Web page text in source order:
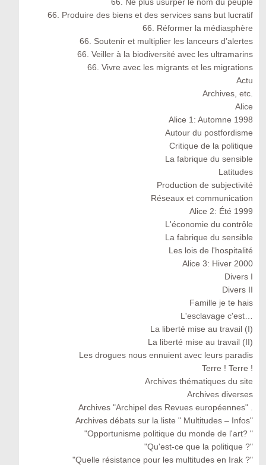
66. Produire des biens et des services sans but lucratif
66. Réformer la médiasphère
66. Soutenir et multiplier les lanceurs d’alertes
66. Veiller à la biodiversité avec les ultramarins
66. Vivre avec les migrants et les migrations
Actu
Archives, etc.
Alice
Alice 1: Automne 1998
Autour du postfordisme
Critique de la politique
La fabrique du sensible
Latitudes
Production de subjectivité
Réseaux et communication
Alice 2: Été 1999
L'économie du contrôle
La fabrique du sensible
Les lois de l'hospitalité
Alice 3: Hiver 2000
Divers I
Divers II
Famille je te hais
L'esclavage c'est…
La liberté mise au travail (I)
La liberté mise au travail (II)
Les drogues nous ennuient avec leurs paradis
Terre ! Terre !
Archives thématiques du site
Archives diverses
Archives "Archipel des Revues européennes" .
Archives débats sur la liste " Multitudes – Infos"
"Opportunisme politique du monde de l'art? "
"Qu'est-ce que la politique ?"
"Quelle résistance pour les multitudes en Irak ?"